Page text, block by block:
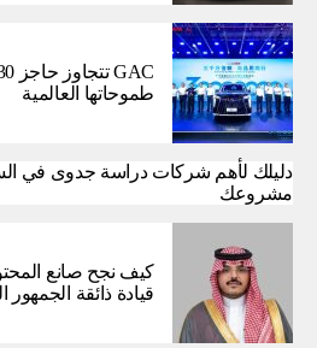
طموحاتها العالمية
دليلك لأهم شركات دراسة جدوى في
مشروعك
كيف نجح صانع
قيادة ذائقة